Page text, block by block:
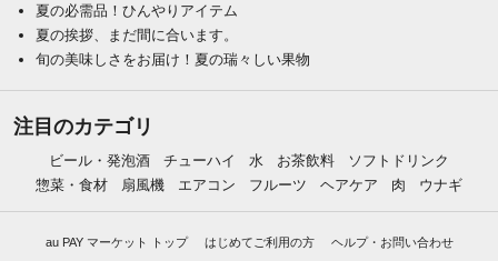
夏の必需品！ひんやりアイテム
夏の挨拶、まだ間に合います。
旬の美味しさをお届け！夏の瑞々しい果物
注目のカテゴリ
ビール・発泡酒 チューハイ 水 お茶飲料
ソフトドリンク
惣菜・食材
扇風機 エアコン フルーツ ヘアケア 肉 ウナギ
au PAY マーケット トップ はじめてご利用の方 ヘルプ・お問い合わせ